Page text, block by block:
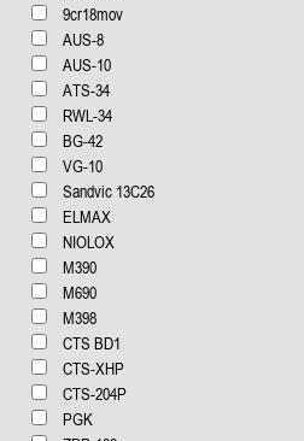
9cr18mov
AUS-8
AUS-10
ATS-34
RWL-34
BG-42
VG-10
Sandvic 13C26
ELMAX
NIOLOX
М390
М690
М398
CTS BD1
CTS-XHP
CTS-204P
PGK